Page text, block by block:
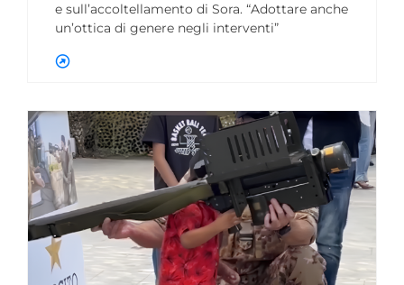
e sull’accoltellamento di Sora. “Adottare anche
un’ottica di genere negli interventi”